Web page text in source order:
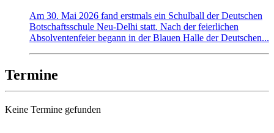
Am 30. Mai 2026 fand erstmals ein Schulball der Deutschen
Botschaftsschule Neu-Delhi statt. Nach der feierlichen
Absolventenfeier begann in der Blauen Halle der Deutschen...
Termine
Keine Termine gefunden